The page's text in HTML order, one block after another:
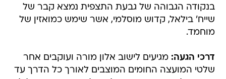
בנקודה הגבוהה של גבעת התצפית נמצא קבר של
שייח' בילאל, קדוש מוסלמי, אשר שימש כמואזין של
מוחמד.
דרכי הגעה: מגיעים לישוב אלון מורה ועוקבים אחר
שלטי המועצה החומים המוצבים לאורך כל הדרך עד